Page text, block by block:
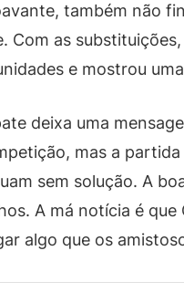
também não
Com as
e mostrou
deixa uma
mas a
sem solução. A
A má notícia é
algo que os